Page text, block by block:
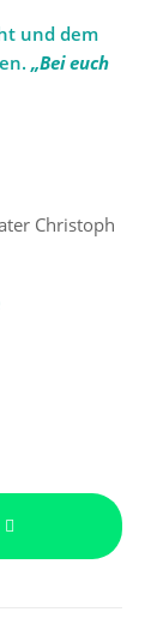
und dem
„Bei euch
Christoph